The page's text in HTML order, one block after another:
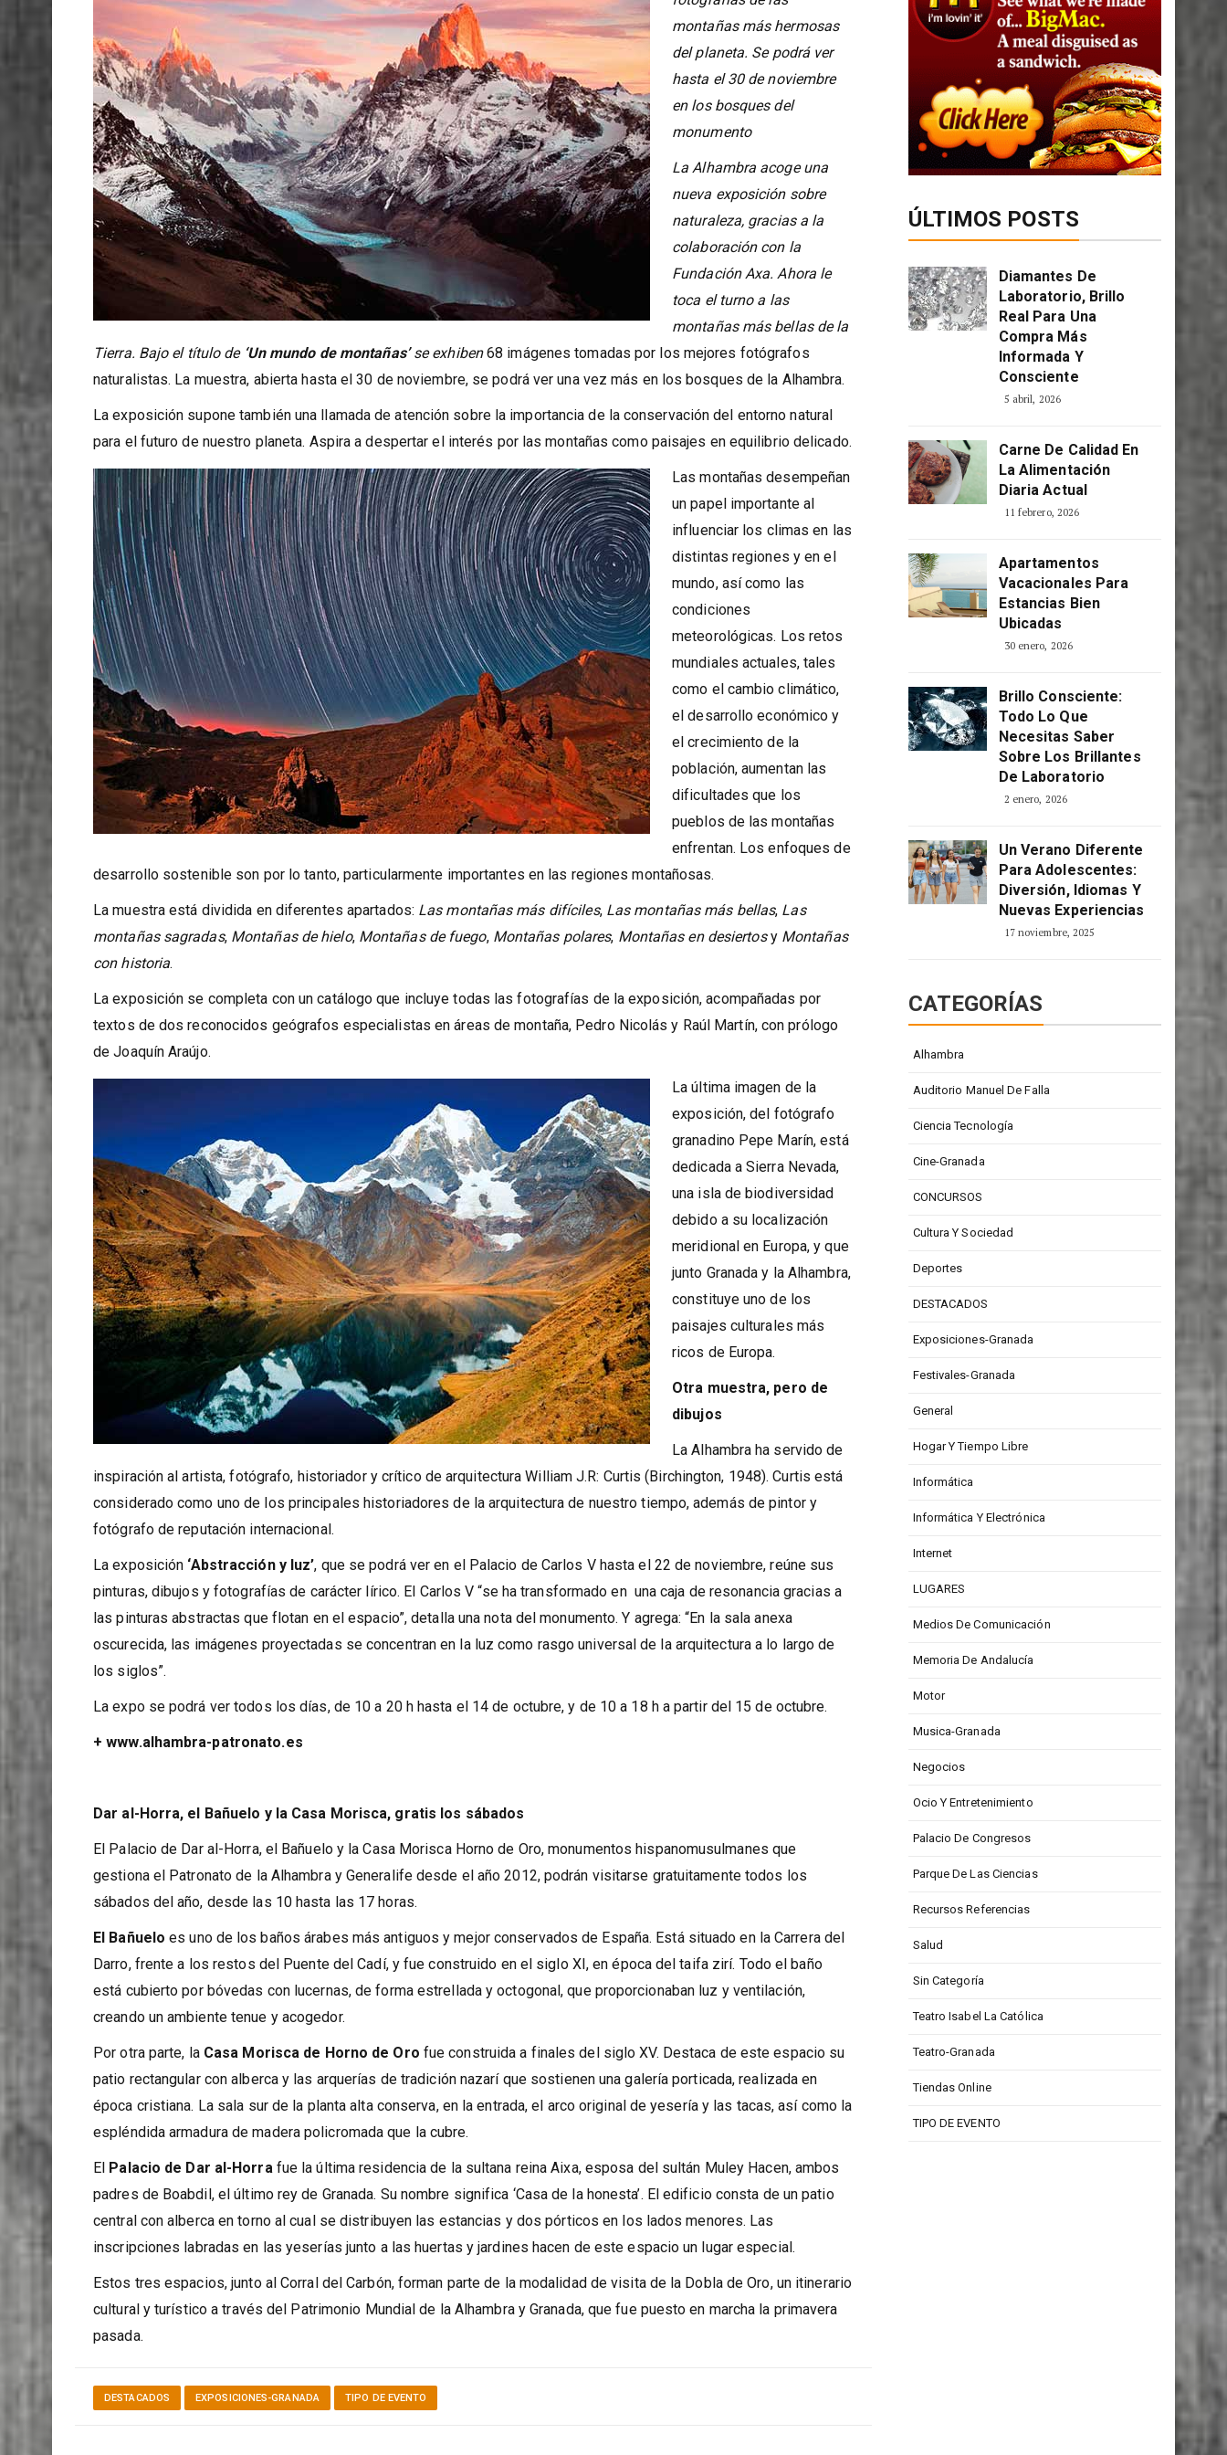
Una exposición reúne 68
fotografías de las
montañas más hermosas
del planeta. Se podrá ver
hasta el 30 de noviembre
en los bosques del
monumento
La Alhambra acoge una
nueva exposición sobre
naturaleza, gracias a la
colaboración con la
Fundación Axa. Ahora le
toca el turno a las
montañas más bellas de la
Tierra. Bajo el título de‘Un mundo de montañas’se exhiben68 imágenes tomadas por los mejores fotógrafos
naturalistas. La muestra, abierta hasta el 30 de noviembre, se podrá ver una vez más en los bosques de la Alhambra.
La exposición supone también una llamada de atención sobre la importancia de la conservación del entorno natural
para el futuro de nuestro planeta. Aspira a despertar el interés por las montañas como paisajes en equilibrio delicado.
Las montañas desempeñan
un papel importante al
influenciar los climas en las
distintas regiones y en el
mundo, así como las
condiciones
meteorológicas. Los retos
mundiales actuales, tales
como el cambio climático,
el desarrollo económico y
el crecimiento de la
población, aumentan las
dificultades que los
pueblos de las montañas
enfrentan. Los enfoques de
desarrollo sostenible son por lo tanto, particularmente importantes en las regiones montañosas.
La muestra está dividida en diferentes apartados:Las montañas más difíciles,Las montañas más bellas, Las
montañas sagradas
con historia.
La exposición se completa con un catálogo que incluye todas las fotografías de la exposición, acompañadas por
textos de dos reconocidos geógrafos especialistas en áreas de montaña, Pedro Nicolás y Raúl Martín, con prólogo
La última imagen de la
exposición, del fotógrafo
granadino Pepe Marín, está
dedicada a Sierra Nevada,
una isla de biodiversidad
debido a su localización
meridional en Europa, y que
junto Granada y la Alhambra,
constituye uno de los
paisajes culturales más
ricos de Europa.
Otra muestra, pero de
dibujos
La Alhambra ha servido de
inspiración al artista, fotógrafo, historiador y crítico de arquitectura William J.R: Curtis (Birchington, 1948). Curtis está
considerado como uno de los principales historiadores de la arquitectura de nuestro tiempo, además de pintor y
fotógrafo de reputación internacional.
La exposición‘Abstracción y luz’, que se podrá ver en el Palacio de Carlos V hasta el 22 de noviembre, reúne sus
pinturas, dibujos y fotografías de carácter lírico. El Carlos V “se ha transformado en una caja de resonancia gracias a
las pinturas abstractas que flotan en el espacio”, detalla una nota del monumento. Y agrega: “En la sala anexa
oscurecida, las imágenes proyectadas se concentran en la luz como rasgo universal de la arquitectura a lo largo de
los siglos”.
La expo se podrá ver todos los días, de 10 a 20 h hasta el 14 de octubre, y de 10 a 18 h a partir del 15 de octubre.
Dar al-Horra, el Bañuelo y la Casa Morisca, gratis los sábados
El Palacio de Dar al-Horra, el Bañuelo y la Casa Morisca Horno de Oro, monumentos hispanomusulmanes que
gestiona el Patronato de la Alhambra y Generalife desde el año 2012, podrán visitarse gratuitamente todos los
sábados del año, desde las 10 hasta las 17 horas.
El Bañueloes uno de los baños árabes más antiguos y mejor conservados de España. Está situado en la Carrera del
Darro, frente a los restos del Puente del Cadí, y fue construido en el siglo XI, en época del taifa zirí. Todo el baño
está cubierto por bóvedas con lucernas, de forma estrellada y octogonal, que proporcionaban luz y ventilación,
creando un ambiente tenue y acogedor.
Por otra parte, la Casa Morisca de Horno de Orofue construida a finales del siglo XV. Destaca de este espacio su
patio rectangular con alberca y las arquerías de tradición nazarí que sostienen una galería porticada, realizada en
época cristiana. La sala sur de la planta alta conserva, en la entrada, el arco original de yesería y las tacas, así como la
espléndida armadura de madera policromada que la cubre.
ElPalacio de Dar al-Horrafue la última residencia de la sultana reina Aixa, esposa del sultán Muley Hacen, ambos
padres de Boabdil, el último rey de Granada. Su nombre significa ‘Casa de la honesta’. El edificio consta de un patio
central con alberca en torno al cual se distribuyen las estancias y dos pórticos en los lados menores. Las
inscripciones labradas en las yeserías junto a las huertas y jardines hacen de este espacio un lugar especial.
Estos tres espacios, junto al Corral del Carbón, forman parte de la modalidad de visita de la Dobla de Oro, un itinerario
cultural y turístico a través del Patrimonio Mundial de la Alhambra y Granada, que fue puesto en marcha la primavera
Diamantes De
Laboratorio, Brillo
Real Para Una
Compra Más
Informada Y
Carne De Calidad En
La Alimentación
Apartamentos
Vacacionales Para
Estancias Bien
Brillo Consciente:
Todo Lo Que
Necesitas Saber
Sobre Los Brillantes
Un Verano Diferente
Para Adolescentes:
Diversión, Idiomas Y
Alhambra
Auditorio Manuel De Falla
Ciencia Tecnología
Cine-Granada
CONCURSOS
Cultura Y Sociedad
Deportes
DESTACADOS
Exposiciones-Granada
Festivales-Granada
General
Hogar Y Tiempo Libre
Informática
Informática Y Electrónica
Internet
LUGARES
Medios De Comunicación
Memoria De Andalucía
Motor
Musica-Granada
Negocios
Ocio Y Entretenimiento
Palacio De Congresos
Parque De Las Ciencias
Recursos Referencias
Salud
Sin Categoría
Teatro Isabel La Católica
Teatro-Granada
Tiendas Online